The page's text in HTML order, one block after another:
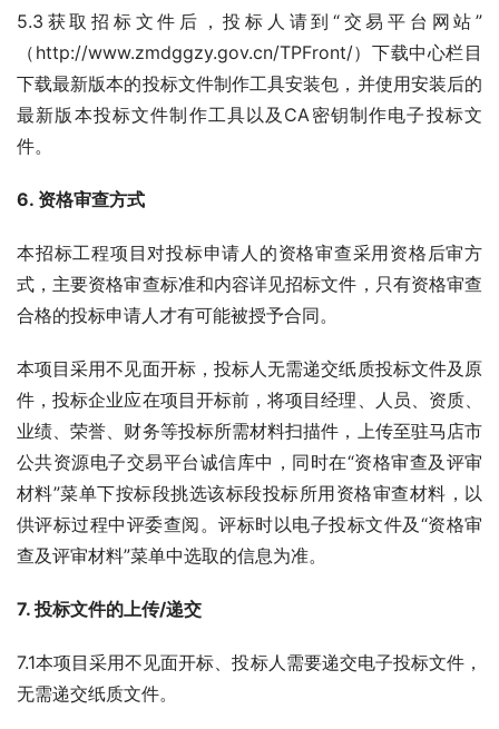
5.3获取招标文件后，投标人请到“交易平台网站”
（http://www.zmdggzy.gov.cn/TPFront/）下载中心栏目
下载最新版本的投标文件制作工具安装包，并使用安装后的
最新版本投标文件制作工具以及CA密钥制作电子投标文
件。
6. 资格审查方式
本招标工程项目对投标申请人的资格审查采用资格后审方
式，主要资格审查标准和内容详见招标文件，只有资格审查
合格的投标申请人才有可能被授予合同。
本项目采用不见面开标，投标人无需递交纸质投标文件及原
件，投标企业应在项目开标前，将项目经理、人员、资质、
业绩、荣誉、财务等投标所需材料扫描件，上传至驻马店市
公共资源电子交易平台诚信库中，同时在“资格审查及评审
材料”菜单下按标段挑选该标段投标所用资格审查材料，以
供评标过程中评委查阅。评标时以电子投标文件及“资格审
查及评审材料”菜单中选取的信息为准。
7. 投标文件的上传/递交
7.1本项目采用不见面开标、投标人需要递交电子投标文件，
无需递交纸质文件。